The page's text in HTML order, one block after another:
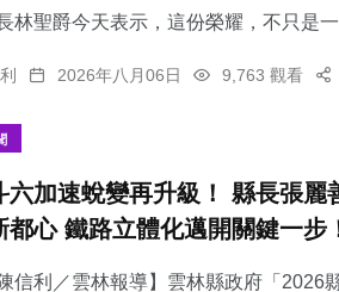
林聖爵今天表示，這份榮耀，不只是
2026年八月06日 9,763 觀看
六加速蛻變再升級！ 縣長張麗
都心 鐵路立體化邁開關鍵一步
信利／雲林報導】雲林縣政府「2026